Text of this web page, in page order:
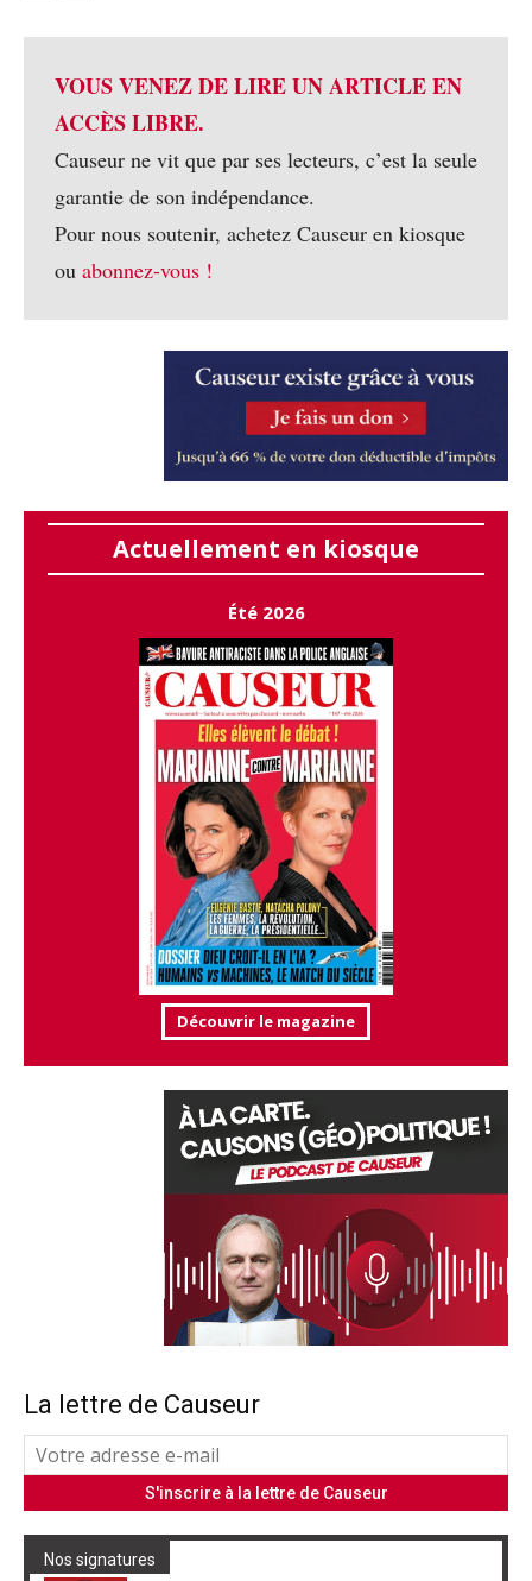
VOUS VENEZ DE LIRE UN ARTICLE EN
ACCÈS LIBRE.
Causeur ne vit que par ses lecteurs, c’est la seule
garantie de son indépendance.
Pour nous soutenir, achetez Causeur en kiosque
ou abonnez-vous !
Actuellement en kiosque
Été 2026
Découvrir le magazine
La lettre de Causeur
Nos signatures